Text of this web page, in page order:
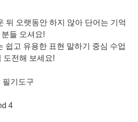
뒤 오랫동안 하지 않아 단어는 기억
들 오셔요!
쉽고 유용한 표현 말하기 중심 수업
도전해 보세요!
필기도구
4